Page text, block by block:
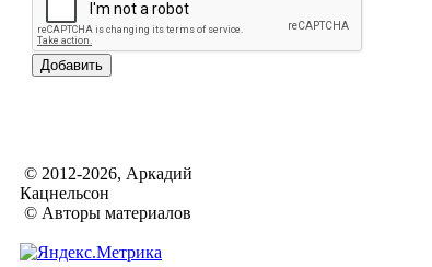
© 2012-2026, Аркадий
Кацнельсон
© Авторы материалов